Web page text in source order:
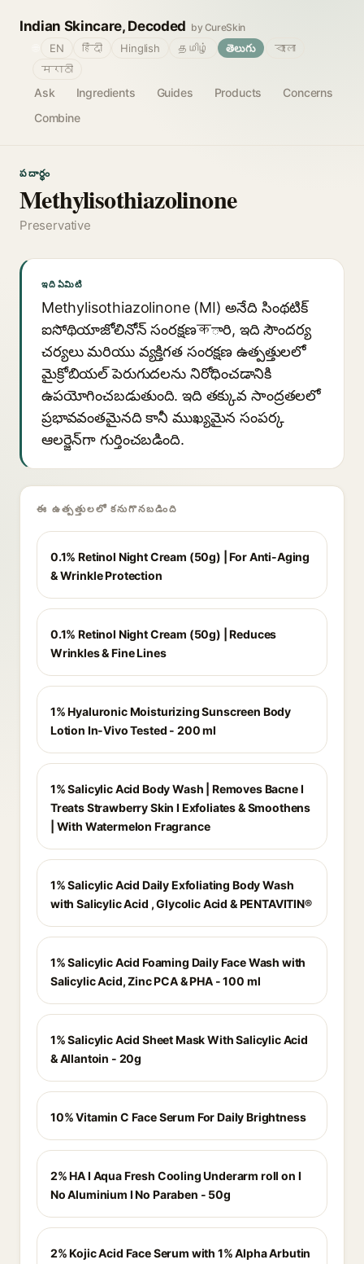
Indian Skincare, Decoded by CureSkin
Ask Ingredients Guides Products
Concerns
Combine
EN हिंदी Hinglish தமிழ் తెలుగు
বাংলা
मराठी
పదార్థం
Methylisothiazolinone
Preservative
ఇది ఏమిటి
Methylisothiazolinone (MI) అనేది సింథటిక్
ఐసోథియాజోలినోన్ సంరక్షణकారి, ఇది సౌందర్య
చర్యలు మరియు వ్యక్తిగత సంరక్షణ ఉత్పత్తులలో
మైక్రోబియల్ పెరుగుదలను నిరోధించడానికి
ఉపయోగించబడుతుంది. ఇది తక్కువ సాంద్రతలలో
ప్రభావవంతమైనది కానీ ముఖ్యమైన సంపర్క
ఆలర్జెన్‌గా గుర్తించబడింది.
ఈ ఉత్పత్తులలో కనుగొనబడింది
0.1% Retinol Night Cream (50g) | For Anti-Aging
& Wrinkle Protection
0.1% Retinol Night Cream (50g) | Reduces
Wrinkles & Fine Lines
1% Hyaluronic Moisturizing Sunscreen Body
Lotion In-Vivo Tested - 200 ml
1% Salicylic Acid Body Wash | Removes Bacne I
Treats Strawberry Skin I Exfoliates & Smoothens
| With Watermelon Fragrance
1% Salicylic Acid Daily Exfoliating Body Wash
with Salicylic Acid , Glycolic Acid & PENTAVITIN®
1% Salicylic Acid Foaming Daily Face Wash with
Salicylic Acid, Zinc PCA & PHA - 100 ml
1% Salicylic Acid Sheet Mask With Salicylic Acid
& Allantoin - 20g
10% Vitamin C Face Serum For Daily Brightness
2% HA I Aqua Fresh Cooling Underarm roll on I
No Aluminium I No Paraben - 50g
2% Kojic Acid Face Serum with 1% Alpha Arbutin